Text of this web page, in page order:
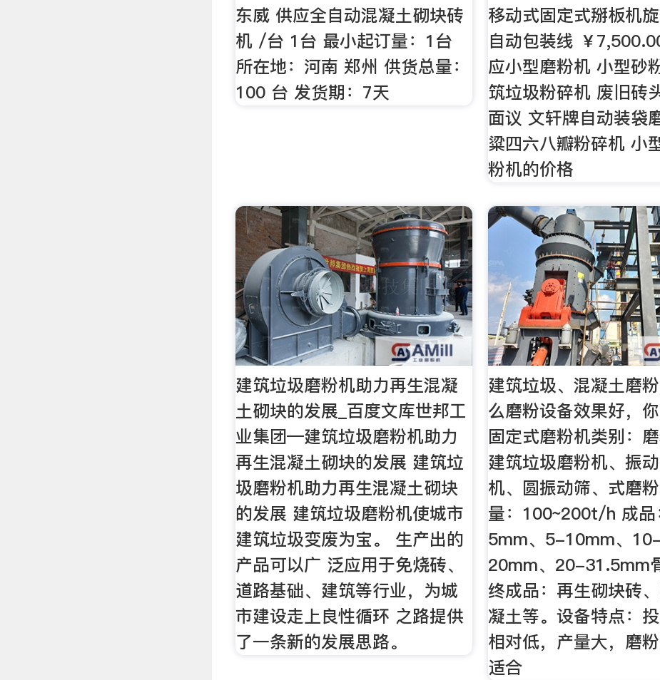
东威 供应全自动混凝土砌块砖
机 /台 1台 最小起订量：1台
所在地：河南 郑州 供货总量：
100 台 发货期：7天
移动式固定式掰板机
自动包装线 ￥
应小型磨粉机 小型砂
筑垃圾粉碎机 废旧砖
面议 文轩牌自动装袋
粱四六八瓣粉碎机 小
粉机的价格
建筑垃圾磨粉机助力再生混凝
土砌块的发展_百度文库世邦工
业集团—建筑垃圾磨粉机助力
再生混凝土砌块的发展 建筑垃
圾磨粉机助力再生混凝土砌块
的发展 建筑垃圾磨粉机使城市
建筑垃圾变废为宝。 生产出的
产品可以广 泛应用于免烧砖、
道路基础、建筑等行业，为城
市建设走上良性循环 之路提供
了一条新的发展思路。
建筑垃圾、混凝土磨
么磨粉设备效果好，
固定式磨粉机类别：磨
建筑垃圾磨粉机、振
机、圆振动筛、式磨
量：100~200t/h 成
5mm、5-10mm、
20mm、20-31.5mm
终成品：再生砌块砖
凝土等。设备特点：
相对低，产量大，磨粉
适合